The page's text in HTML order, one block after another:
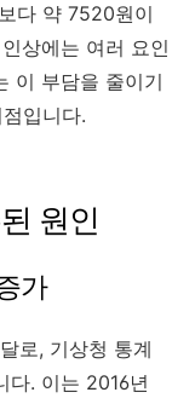
다 약 7520원이
상에는 여러 요인
이 부담을 줄이기
입니다.
원인
가
로, 기상청 통계
다. 이는 2016년